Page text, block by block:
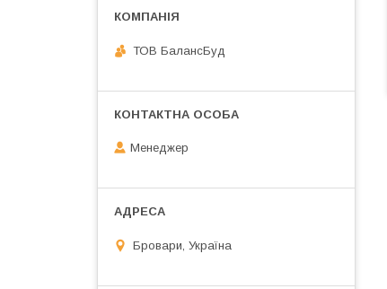
ТОВ БалансБуд
Менеджер
Бровари, Україна